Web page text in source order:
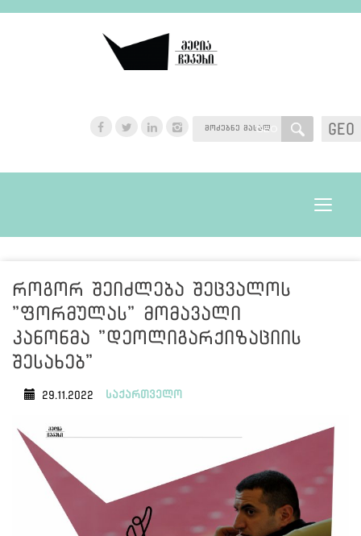
GEO
GEO
Toggle
როგორ შეიძლება შეცვალოს
"ფორმულას" მომავალი
კანონმა "დეოლიგარქიზაციის
შესახებ"
29.11.2022 საქართველო